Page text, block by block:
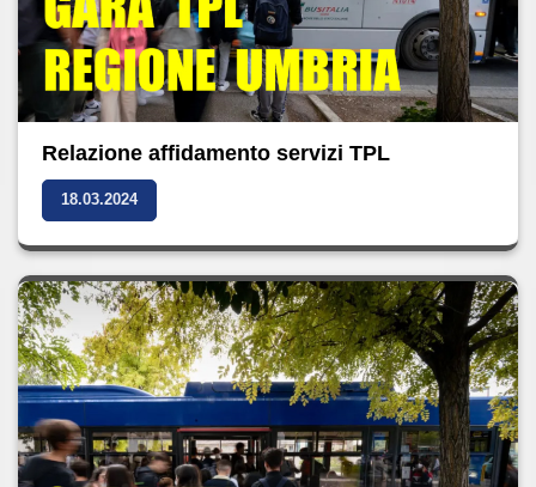
Relazione affidamento servizi TPL
18.03.2024